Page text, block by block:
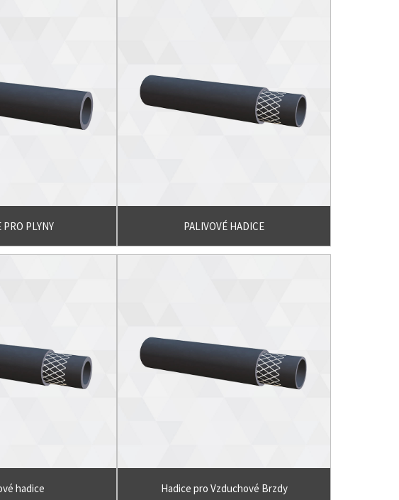
PRO PLYNY PALIVOVÉ HADICE
hadice Hadice pro Vzduchové Brzdy